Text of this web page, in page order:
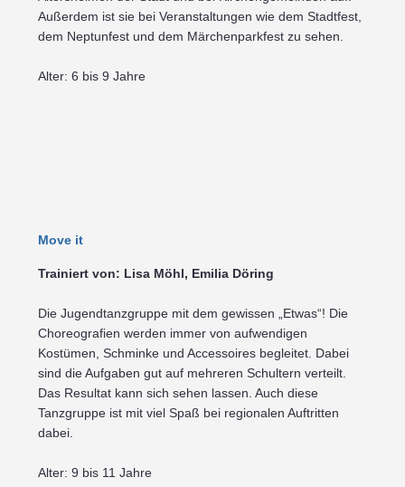
Außerdem ist sie bei Veranstaltungen wie dem Stadtfest,
dem Neptunfest und dem Märchenparkfest zu sehen.
Alter: 6 bis 9 Jahre
Move it
Trainiert von: Lisa Möhl, Emilia Döring
Die Jugendtanzgruppe mit dem gewissen „Etwas“! Die
Choreografien werden immer von aufwendigen
Kostümen, Schminke und Accessoires begleitet. Dabei
sind die Aufgaben gut auf mehreren Schultern verteilt.
Das Resultat kann sich sehen lassen. Auch diese
Tanzgruppe ist mit viel Spaß bei regionalen Auftritten
dabei.
Alter: 9 bis 11 Jahre